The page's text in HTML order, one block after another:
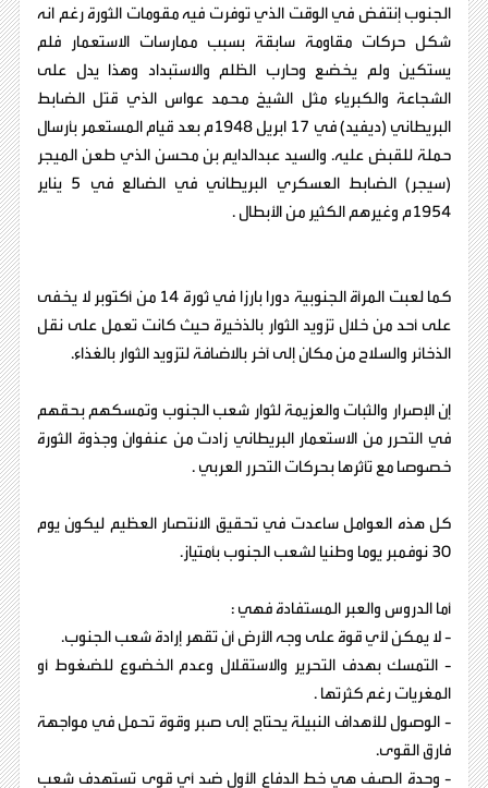
الجنوب إنتفض في الوقت الذي توفرت فيه مقومات الثورة رغم انه
شكل حركات مقاومة سابقة بسبب ممارسات الاستعمار فلم
يستكين ولم يخضع وحارب الظلم والاستبداد وهذا يدل على
الشجاعة والكبرياء مثل الشيخ محمد عواس الذي قتل الضابط
البريطاني (ديفيد) في 17 ابريل 1948م بعد قيام المستعمر بأرسال
حملة للقبض عليه. والسيد عبدالدايم بن محسن الذي طعن الميجر
(سيجر) الضابط العسكري البريطاني في الضالع في 5 يناير
1954م وغيرهم الكثير من الأبطال .
كما لعبت المرأة الجنوبية دورا بارزا في ثورة 14 من أكتوبر لا يخفى
على أحد من خلال تزويد الثوار بالذخيرة حيث كانت تعمل على نقل
الذخائر والسلاح من مكان إلى آخر بالاضافة لتزويد الثوار بالغذاء.
إن الإصرار والثبات والعزيمة لثوار شعب الجنوب وتمسكهم بحقهم
في التحرر من الاستعمار البريطاني زادت من عنفوان وجذوة الثورة
خصوصا مع تأثرها بحركات التحرر العربي .
كل هذه العوامل ساعدت في تحقيق الانتصار العظيم ليكون يوم
30 نوفمبر يوما وطنيا لشعب الجنوب بأمتياز.
أما الدروس والعبر المستفادة فهي :
- لا يمكن لأي قوة على وجه الأرض أن تقهر إرادة شعب الجنوب.
- التمسك بهدف التحرير والاستقلال وعدم الخضوع للضغوط أو
المغريات رغم كثرتها .
- الوصول للأهداف النبيلة يحتاج إلى صبر وقوة تحمل في مواجهة
فارق القوى.
- وحدة الصف هي خط الدفاع الأول ضد أي قوى تستهدف شعب